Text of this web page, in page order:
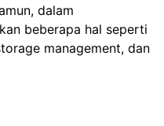
dalam
beberapa hal seperti
management, dan